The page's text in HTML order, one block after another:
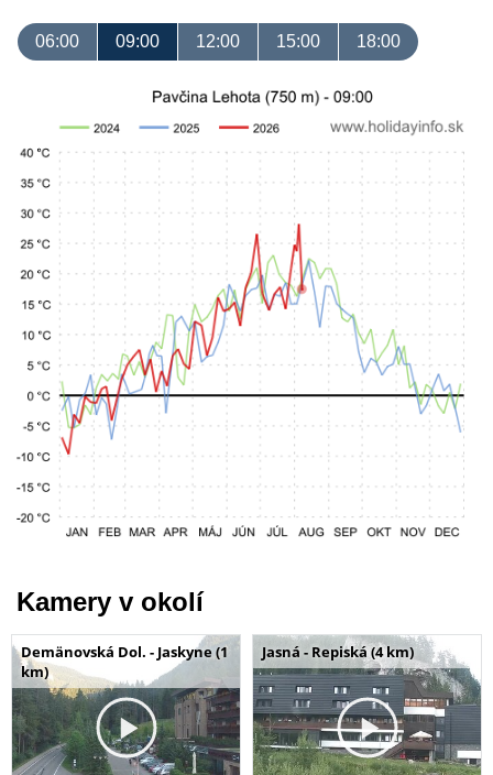
06:00 09:00 12:00 15:00 18:00
Kamery v okolí
Demänovská Dol. - Jaskyne (1
km)
Jasná - Repiská (4 km)